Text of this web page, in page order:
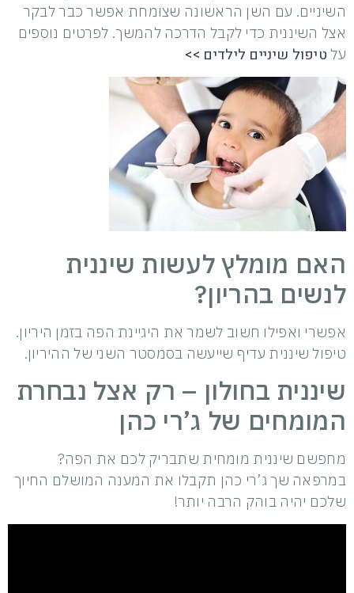
השיניים. עם השן הראשונה שצומחת אפשר כבר לבקר
אצל השיננית כדי לקבל הדרכה להמשך. לפרטים נוספים
על טיפול שיניים לילדים >>
האם מומלץ לעשות שיננית
לנשים בהריון?
אפשרי ואפילו חשוב לשמר את היגיינת הפה בזמן היריון.
טיפול שיננית עדיף שייעשה בסמסטר השני של ההיריון.
שיננית בחולון – רק אצל נבחרת
המומחים של ג’רי כהן
מחפשם שיננית מומחית שתבריק לכם את הפה?
במרפאה שך ג’רי כהן תקבלו את המענה המושלם החיוך
שלכם יהיה בוהק הרבה יותר!